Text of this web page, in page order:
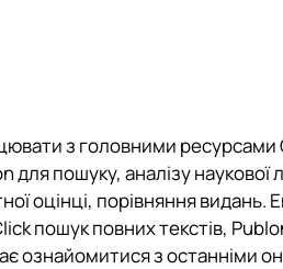
з головними ресурсами
пошуку, аналізу наукової
оцінці, порівняння
пошук повних текстів,
ознайомитися з останніми